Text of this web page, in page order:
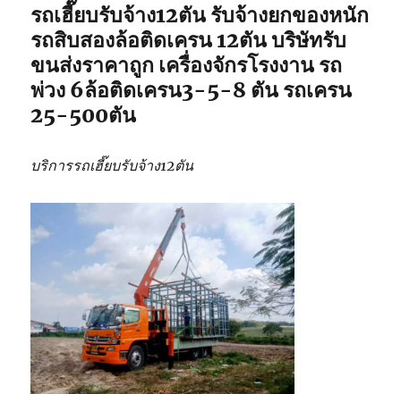
รถเฮี๊ยบรับจ้าง12ตัน รับจ้างยกของหนัก
รถสิบสองล้อติดเครน 12ตัน บริษัทรับ
ขนส่งราคาถูก เครื่องจักรโรงงาน รถ
พ่วง 6ล้อติดเครน3-5-8 ตัน รถเครน
25-500ตัน
บริการรถเฮี๊ยบรับจ้าง12ตัน